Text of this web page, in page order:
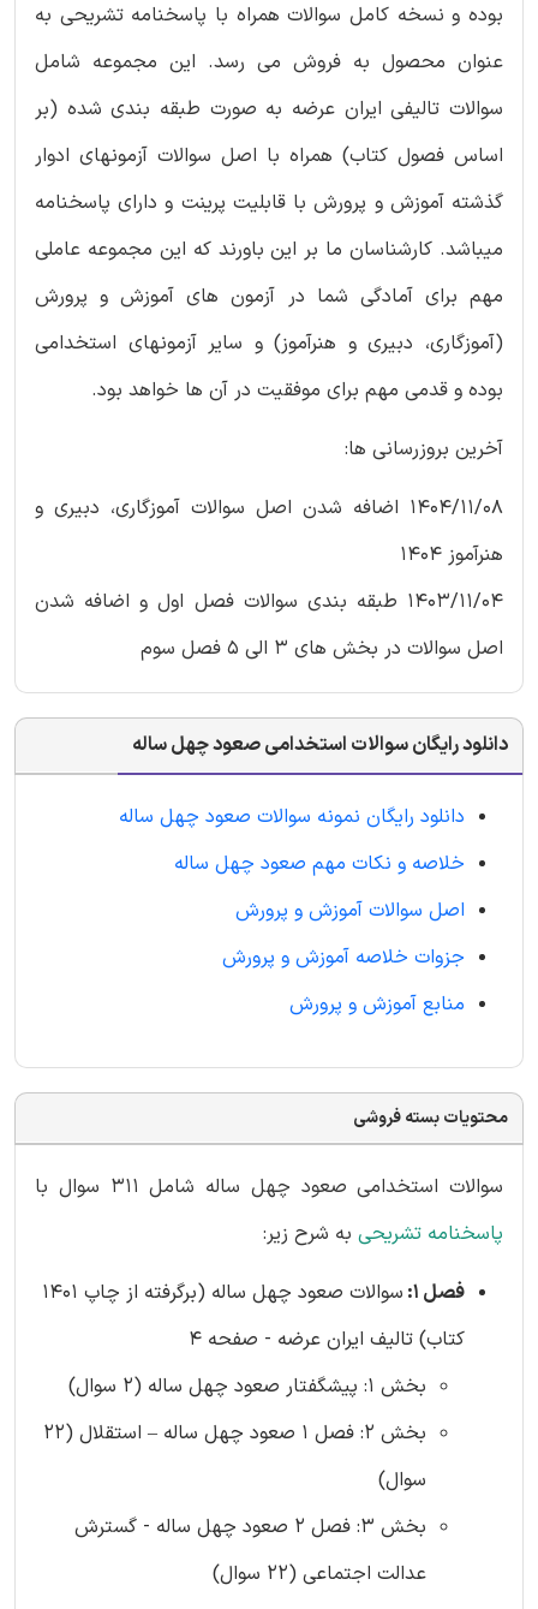
بوده و نسخه کامل سوالات همراه با پاسخنامه تشریحی به
عنوان محصول به فروش می رسد. این مجموعه شامل
سوالات تالیفی ایران عرضه به صورت طبقه بندی شده (بر
اساس فصول کتاب) همراه با اصل سوالات آزمونهای ادوار
گذشته آموزش و پرورش با قابلیت پرینت و دارای پاسخنامه
میباشد. کارشناسان ما بر این باورند که این مجموعه عاملی
مهم برای آمادگی شما در آزمون های آموزش و پرورش
(آموزگاری، دبیری و هنرآموز) و سایر آزمونهای استخدامی
بوده و قدمی مهم برای موفقیت در آن ها خواهد بود.
آخرین بروزرسانی ها:
1404/11/08 اضافه شدن اصل سوالات آموزگاری، دبیری و
هنرآموز 1404
1403/11/04 طبقه بندی سوالات فصل اول و اضافه شدن
اصل سوالات در بخش های 3 الی 5 فصل سوم
دانلود رایگان سوالات استخدامی صعود چهل ساله
دانلود رایگان نمونه سوالات صعود چهل ساله
خلاصه و نکات مهم صعود چهل ساله
اصل سوالات آموزش و پرورش
جزوات خلاصه آموزش و پرورش
منابع آموزش و پرورش
محتویات بسته فروشی
سوالات استخدامی صعود چهل ساله شامل 311 سوال با
پاسخنامه تشریحی به شرح زیر:
فصل 1:
سوالات صعود چهل ساله (برگرفته از چاپ 1401
کتاب) تالیف ایران عرضه - صفحه 4
بخش 1: پیشگفتار صعود چهل ساله (2 سوال)
بخش 2: فصل 1 صعود چهل ساله – استقلال (22
سوال)
بخش 3: فصل 2 صعود چهل ساله - گسترش
عدالت اجتماعی (22 سوال)